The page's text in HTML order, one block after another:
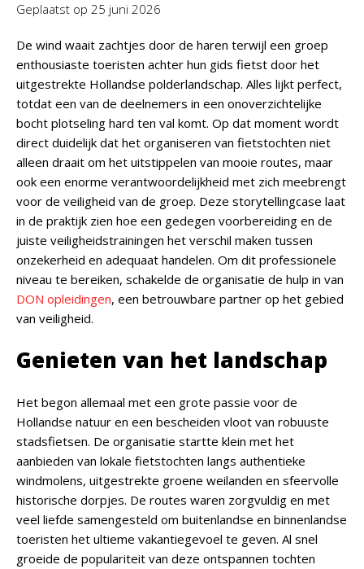
Geplaatst op 25 juni 2026
De wind waait zachtjes door de haren terwijl een groep
enthousiaste toeristen achter hun gids fietst door het
uitgestrekte Hollandse polderlandschap. Alles lijkt perfect,
totdat een van de deelnemers in een onoverzichtelijke
bocht plotseling hard ten val komt. Op dat moment wordt
direct duidelijk dat het organiseren van fietstochten niet
alleen draait om het uitstippelen van mooie routes, maar
ook een enorme verantwoordelijkheid met zich meebrengt
voor de veiligheid van de groep. Deze storytellingcase laat
in de praktijk zien hoe een gedegen voorbereiding en de
juiste veiligheidstrainingen het verschil maken tussen
onzekerheid en adequaat handelen. Om dit professionele
niveau te bereiken, schakelde de organisatie de hulp in van
DON opleidingen, een betrouwbare partner op het gebied
van veiligheid.
Genieten van het landschap
Het begon allemaal met een grote passie voor de
Hollandse natuur en een bescheiden vloot van robuuste
stadsfietsen. De organisatie startte klein met het
aanbieden van lokale fietstochten langs authentieke
windmolens, uitgestrekte groene weilanden en sfeervolle
historische dorpjes. De routes waren zorgvuldig en met
veel liefde samengesteld om buitenlandse en binnenlandse
toeristen het ultieme vakantiegevoel te geven. Al snel
groeide de populariteit van deze ontspannen tochten